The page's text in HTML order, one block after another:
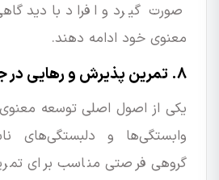
صورت گیرد و افراد با
معنوی خود ادامه دهند.
۸. تمرین پذیرش و رهایی در جمع
یکی از اصول اصلی توسعه
وابستگی‌ها و دلبستگی‌های
گروهی فرصتی مناسب برای